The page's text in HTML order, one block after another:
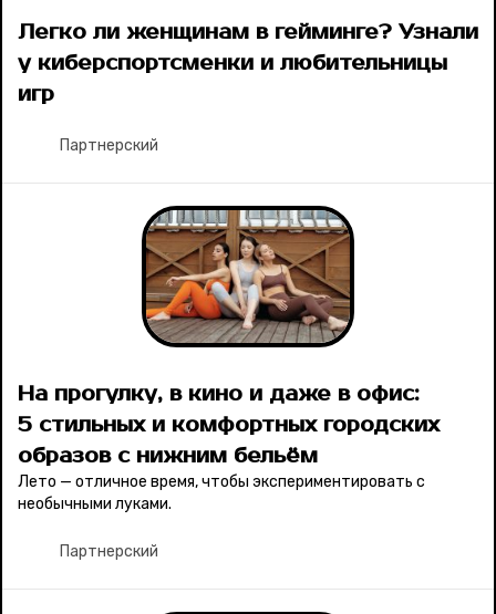
Легко ли женщинам в гейминге? Узнали
у киберспортсменки и любительницы
игр
Партнерский
На прогулку, в кино и даже в офис:
5 стильных и комфортных городских
образов с нижним бельём
Лето — отличное время, чтобы экспериментировать с
необычными луками.
Партнерский